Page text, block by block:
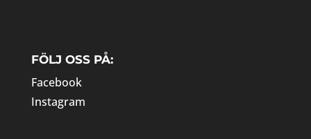
FÖLJ OSS PÅ:
Facebook
Instagram